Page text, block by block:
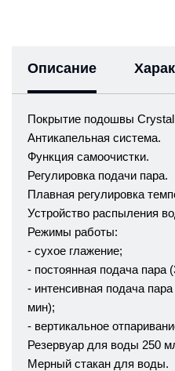
Описание
Покрытие подошвы
Антикапельная система.
Функция самоочистки.
Регулировка подачи пара.
Плавная регулировка
Устройство распыления
Режимы работы:
- сухое глажение;
- постоянная подача пара
- интенсивная подача
мин);
- вертикальное
Резервуар для воды 250
Мерный стакан для воды.